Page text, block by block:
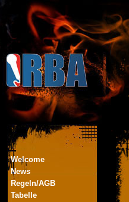
Welcome
News
Regeln/AGB
Tabelle